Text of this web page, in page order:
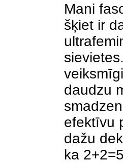
Mani
šķiet ir
daudzu
efektīvu
dažu
ka